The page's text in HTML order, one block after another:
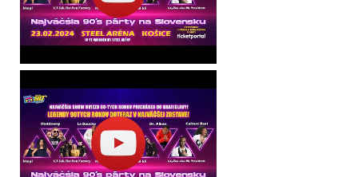
Košice:
Sektor A13
Cena 149 eur
VIP balíček obsahuje:
exkluzívny VIP vstup s osobným umiestnením VIP hosťa
Exkluzívna VIP zóna v rámci sektora A13
VIP Catering - teplý a studený bufet situovaný vo vyhradenej VIP
zóne v rámci sektora A13
Víno, Prosecco, pivo, nealkoholické nápoje (post mix)